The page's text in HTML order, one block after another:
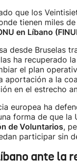
que los
tienen miles
en Líbano
desde Bruselas
ha recuperado
el plan
aportación a la
en el estrecho
europea ha
forma de que la
de Voluntarios,
participar sin
ante la